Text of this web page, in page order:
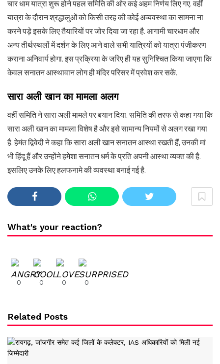
चार धाम यात्रा शुरू होने पहल समिति की ओर कई अहम निर्णय लिए गए. वहीं
यात्रा के दौरान श्रद्धालुओं को किसी तरह की कोई अव्यवस्था का सामना ना
करने पड़े इसके लिए तैयारियों पर जोर दिया जा रहा है. आगामी चारधाम और
अन्य तीर्थस्थलों में दर्शन के लिए आने वाले सभी यात्रियों को यात्रा पंजीकरण
कराना अनिवार्य होगा. इस प्रक्रिया के जरिए ही यह सुनिश्चित किया जाएगा कि
केवल सनातन आस्थावान लोग ही मंदिर परिसर में प्रवेश कर सकें.
सारा अली खान का मामला अलग
वहीं समिति ने सारा अली मामले पर बयान दिया. समिति की तरफ से कहा गया कि
सारा अली खान का मामला विशेष है और इसे सामान्य नियमों से अलग रखा गया
है. हेमंत द्विवेदी ने कहा कि सारा अली खान सनातन आस्था रखती हैं, उनकी मां
भी हिंदू हैं और उन्होंने हमेशा सनातन धर्म के प्रति अपनी आस्था व्यक्त की है.
इसलिए उनके लिए हलफनामे की व्यवस्था बनाई गई है.
What's your reaction?
0 0 0 0
Related Posts